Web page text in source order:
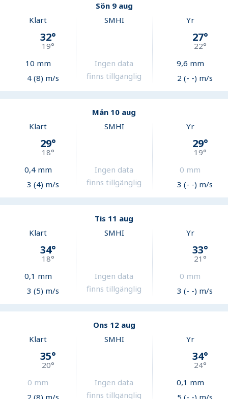
Sön 9 aug
Klart
32°
19°
10 mm
4 (8) m/s
SMHI
Ingen data
finns tillgänglig
Yr
27°
22°
9,6 mm
2 (- -) m/s
Mån 10 aug
Klart
29°
18°
0,4mm
3 (4) m/s
SMHI
Ingen data
finns tillgänglig
Yr
29°
19°
0 mm
3 (- -) m/s
Tis 11 aug
Klart
34°
18°
0,1 mm
3 (5) m/s
SMHI
Ingen data
finns tillgänglig
Yr
33°
21°
0 mm
3 (- -) m/s
Ons 12 aug
Klart
35°
20°
0 mm
2 (8) m/s
SMHI
Ingen data
finns tillgänglig
Yr
34°
24°
0,1 mm
5 (- -) m/s